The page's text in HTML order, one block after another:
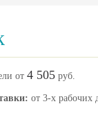
от 4 505 руб.
от 3-х рабочих